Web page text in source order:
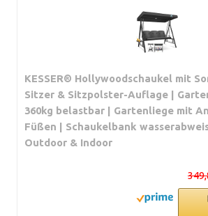
KESSER® Hollywoodschaukel mit
Sitzer & Sitzpolster-Auflage |
360kg belastbar | Gartenliege mit
Füßen | Schaukelbank
Outdoor & Indoor